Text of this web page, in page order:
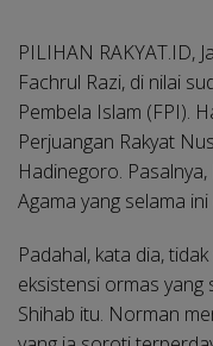
PILIHAN RAKYAT.ID,
Fachrul Razi, di nilai
Pembela Islam (FPI).
Perjuangan Rakyat
Hadinegoro.
Agama yang selama
Padahal, kata dia,
eksistensi ormas yang
Shihab itu. Norman